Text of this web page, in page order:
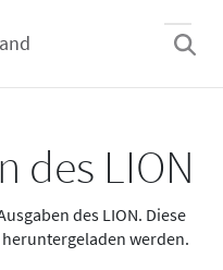
des LION
des LION. Diese
werden.